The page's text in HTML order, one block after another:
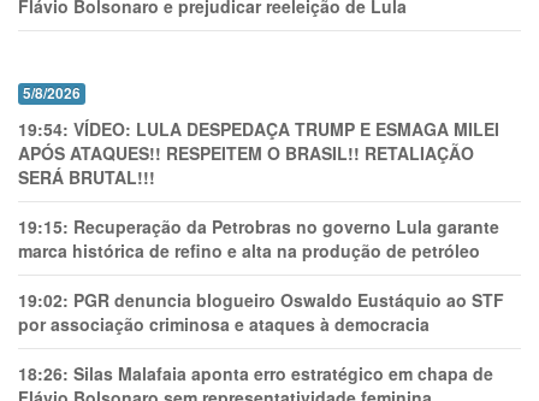
Flávio Bolsonaro e prejudicar reeleição de Lula
5/8/2026
19:54: VÍDEO: LULA DESPEDAÇA TRUMP E ESMAGA MILEI
APÓS ATAQUES!! RESPEITEM O BRASIL!! RETALIAÇÃO
SERÁ BRUTAL!!!
19:15: Recuperação da Petrobras no governo Lula garante
marca histórica de refino e alta na produção de petróleo
19:02: PGR denuncia blogueiro Oswaldo Eustáquio ao STF
por associação criminosa e ataques à democracia
18:26: Silas Malafaia aponta erro estratégico em chapa de